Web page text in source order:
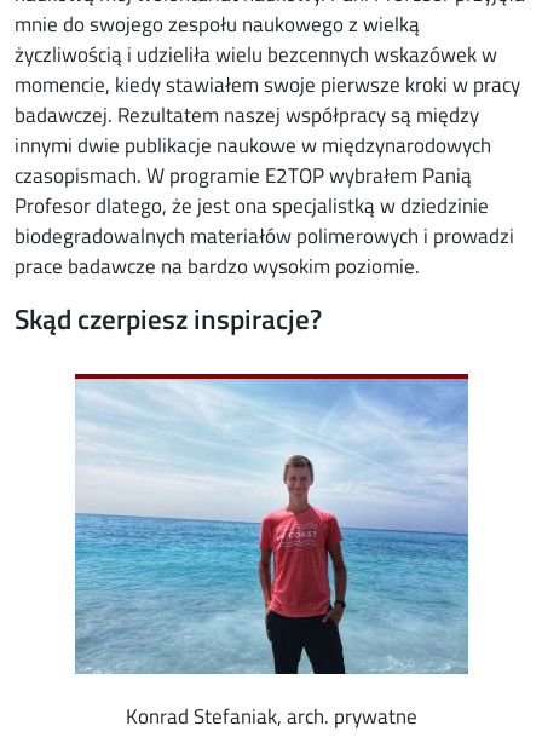
mnie do swojego zespołu naukowego z wielką
życzliwością i udzieliła wielu bezcennych wskazówek w
momencie, kiedy stawiałem swoje pierwsze kroki w pracy
badawczej. Rezultatem naszej współpracy są między
innymi dwie publikacje naukowe w międzynarodowych
czasopismach. W programie E2TOP wybrałem Panią
Profesor dlatego, że jest ona specjalistką w dziedzinie
biodegradowalnych materiałów polimerowych i prowadzi
prace badawcze na bardzo wysokim poziomie.
Skąd czerpiesz inspiracje?
Konrad Stefaniak, arch. prywatne